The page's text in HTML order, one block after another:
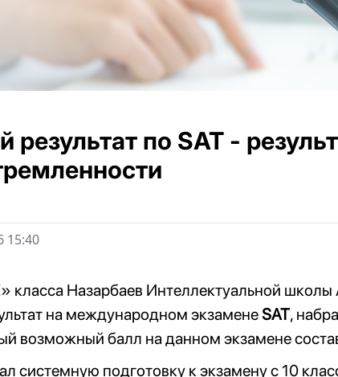
результат по SAT -
15:40
класса Назарбаев Интеллектуальной
на международном экзаменеSAT,
возможный балл на данном экзамене
системную подготовку к экзамену с 10